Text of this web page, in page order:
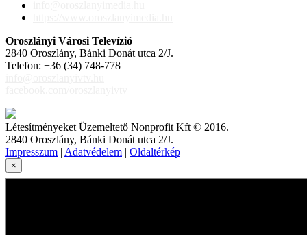
Oroszlányi Városi Televízió
2840 Oroszlány, Bánki Donát utca 2/J.
Telefon: +36 (34) 748-778
Létesítményeket Üzemeltető Nonprofit Kft © 2016.
2840 Oroszlány, Bánki Donát utca 2/J.
Impresszum | Adatvédelem | Oldaltérkép
×